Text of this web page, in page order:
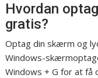
Hvordan
gratis?
Optag din skærm og
Windows-
Windows + G for at få